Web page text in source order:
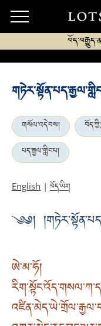
གསོལ་འདེབས།
པད་རྒྱལ་གླིང་པ།
English | བོད་ཡིག
༄༅།
ཨེ་མ་ཧོ།